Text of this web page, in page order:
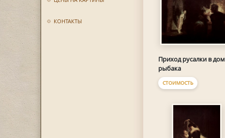
КОНТАКТЫ
Приход русалки в дом
рыбака
СТОИМОСТЬ